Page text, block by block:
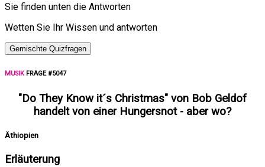
Sie finden unten die Antworten
Wetten Sie Ihr Wissen und antworten
Gemischte Quizfragen
MUSIKFRAGE #5047
"Do They Know it´s Christmas" von Bob Geldof
handelt von einer Hungersnot - aber wo?
Äthiopien
Erläuterung